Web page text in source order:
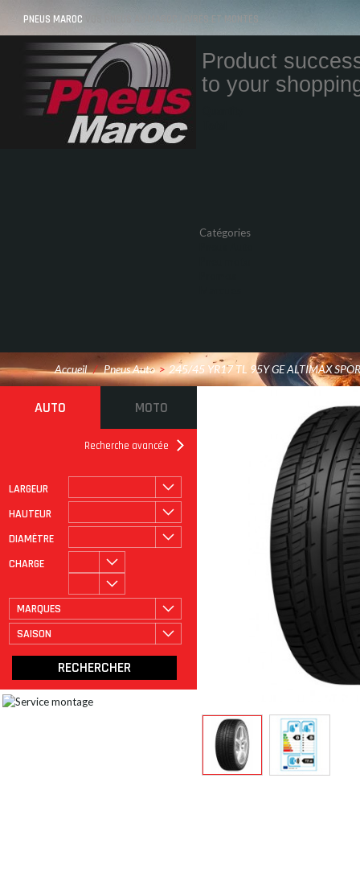
PNEUS MAROC VOS PNEUS AU MAROC LIVRÉS ET MONTÉS
Product
to your
Catégories
Accueil / Pneus Auto > 245/45 YR17 TL 95Y GE ALTIMAX
AUTO MOTO
Recherche avancée
LARGEUR
HAUTEUR
DIAMÈTRE
CHARGE
MARQUES
SAISON
ROULAGE À PLAT